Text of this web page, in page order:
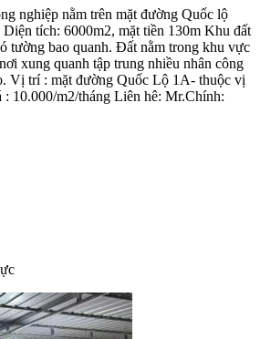
nghiệp nằm trên mặt đường Quốc lộ
tích: 6000m2, mặt tiền 130m Khu đất
tường bao quanh. Đất nằm trong khu vực
xung quanh tập trung nhiều nhân công
Vị trí : mặt đường Quốc Lộ 1A- thuộc vị
: 10.000/m2/tháng Liên hê: Mr.Chính: